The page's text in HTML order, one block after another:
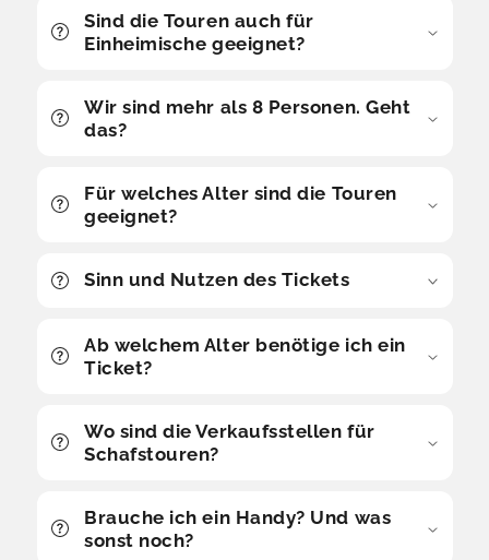
Sind die Touren auch für
Einheimische geeignet?
Wir sind mehr als 8 Personen. Geht
das?
Für welches Alter sind die Touren
geeignet?
Sinn und Nutzen des Tickets
Ab welchem Alter benötige ich ein
Ticket?
Wo sind die Verkaufsstellen für
Schafstouren?
Brauche ich ein Handy? Und was
sonst noch?